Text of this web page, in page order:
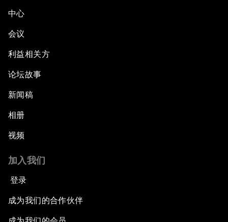
中心
会议
利益相关方
论坛故事
新闻稿
相册
视频
加入我们
登录
成为我们的合作伙伴